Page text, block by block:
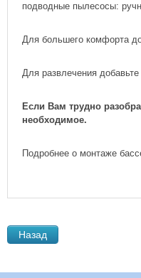
подводные пылесосы:
Для большего комфорта
Для развлечения
Если Вам трудно
необходимое.
Подробнее о монтаже
Назад